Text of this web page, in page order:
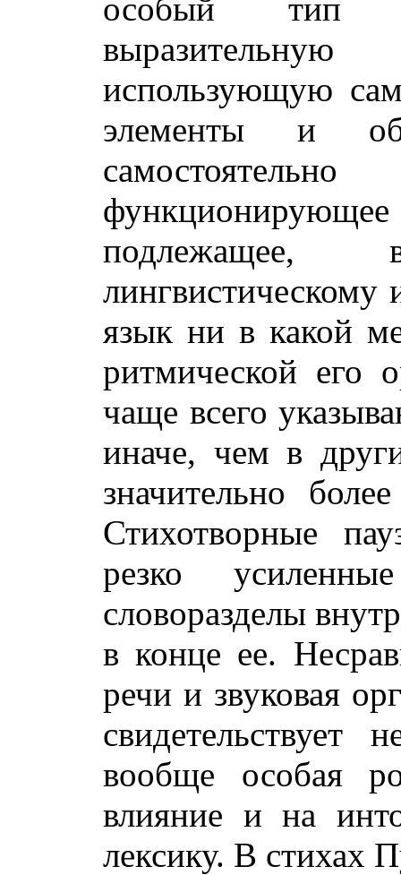
особый тип
использующую
элементы и
язык ни в какой
ритмической его
чаще всего
иначе, чем в
значительно
Стихотворные
резко
словоразделы
в конце ее.
речи и звуковая
вообще особая
влияние и на
лексику. В стихах